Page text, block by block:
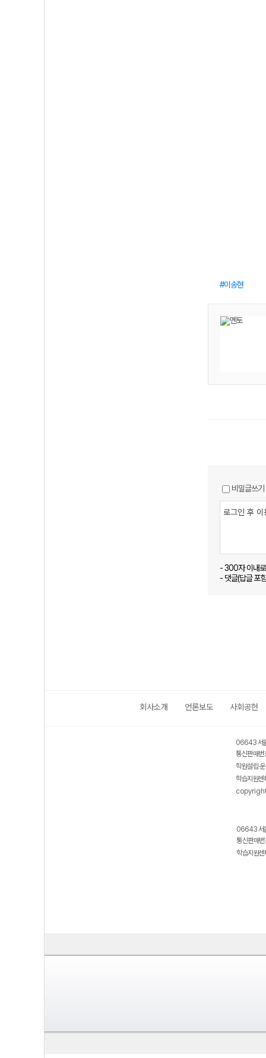
이송현
비밀글쓰기
- 300자 이내
- 댓글(답글 포
회사소개 언론보도 사회공헌
06643 서
통신판매
학원설립·
학습지원
06643 서
통신판매
학습지원